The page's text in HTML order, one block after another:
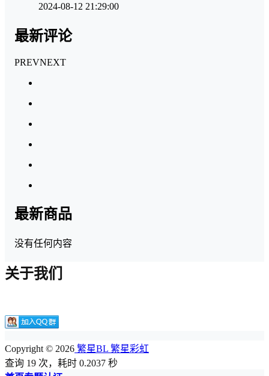
2024-08-12 21:29:00
最新评论
PREVNEXT
最新商品
没有任何内容
关于我们
Copyright © 2026 繁星BL 繁星彩虹
查询 19 次，耗时 0.2037 秒